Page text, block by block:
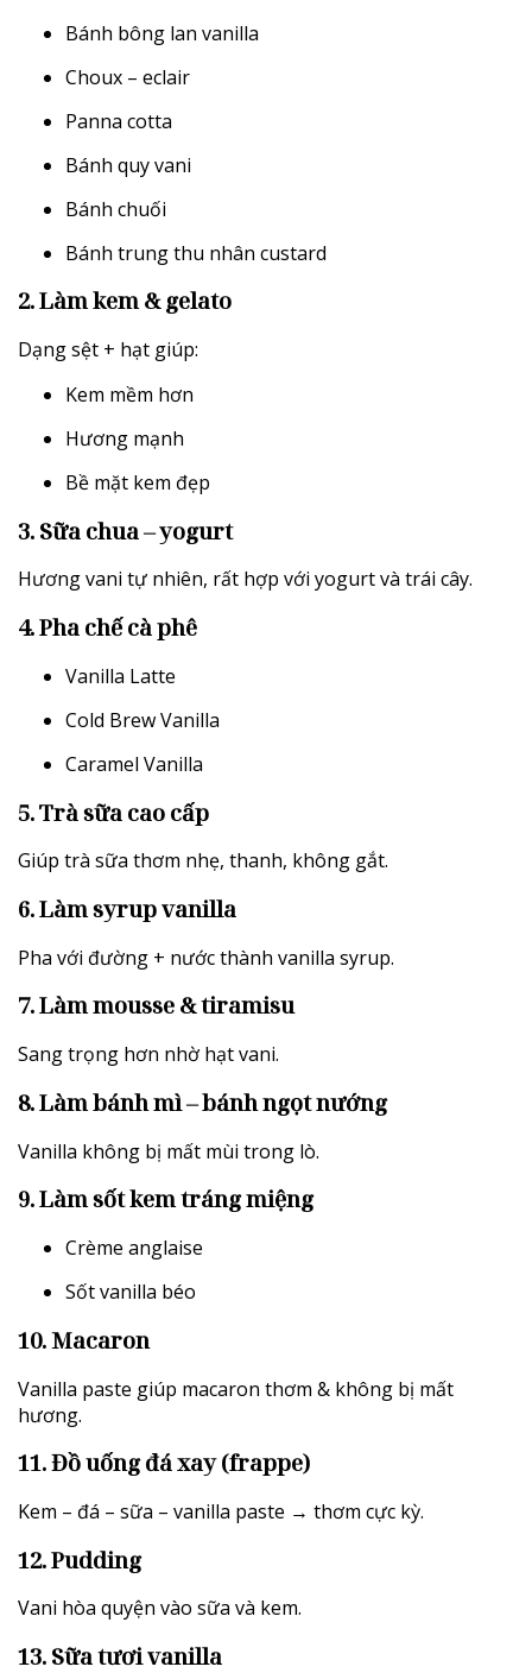
Bánh bông lan vanilla
Choux – eclair
Panna cotta
Bánh quy vani
Bánh chuối
Bánh trung thu nhân custard
2. Làm kem & gelato
Dạng sệt + hạt giúp:
Kem mềm hơn
Hương mạnh
Bề mặt kem đẹp
3. Sữa chua – yogurt
Hương vani tự nhiên, rất hợp với yogurt và trái cây.
4. Pha chế cà phê
Vanilla Latte
Cold Brew Vanilla
Caramel Vanilla
5. Trà sữa cao cấp
Giúp trà sữa thơm nhẹ, thanh, không gắt.
6. Làm syrup vanilla
Pha với đường + nước thành vanilla syrup.
7. Làm mousse & tiramisu
Sang trọng hơn nhờ hạt vani.
8. Làm bánh mì – bánh ngọt nướng
Vanilla không bị mất mùi trong lò.
9. Làm sốt kem tráng miệng
Crème anglaise
Sốt vanilla béo
10. Macaron
Vanilla paste giúp macaron thơm & không bị mất
hương.
11. Đồ uống đá xay (frappe)
Kem – đá – sữa – vanilla paste → thơm cực kỳ.
12. Pudding
Vani hòa quyện vào sữa và kem.
13. Sữa tươi vanilla